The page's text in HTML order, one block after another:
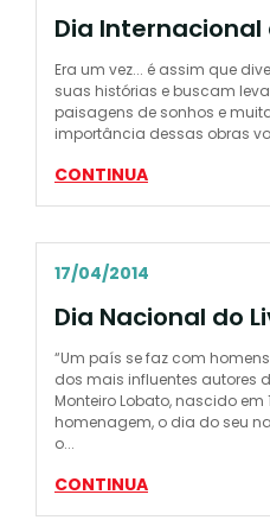
Dia Internacional
Era um vez... é assim que
suas histórias e buscam
paisagens de sonhos e
importância dessas obras
CONTINUA
17/04/2014
Dia Nacional do
“Um país se faz com
dos mais influentes autores
Monteiro Lobato, nascido em
homenagem, o dia do seu
o...
CONTINUA